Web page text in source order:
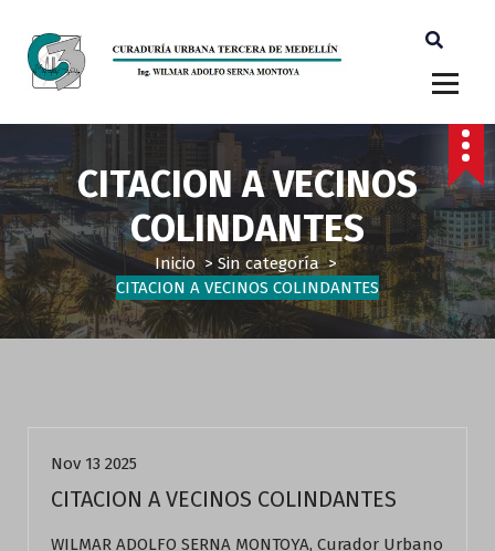
CITACION A VECINOS
COLINDANTES
Inicio>Sin categoría>
CITACION A VECINOS COLINDANTES
Nov 13 2025
CITACION A VECINOS COLINDANTES
WILMAR ADOLFO SERNA MONTOYA, Curador Urbano